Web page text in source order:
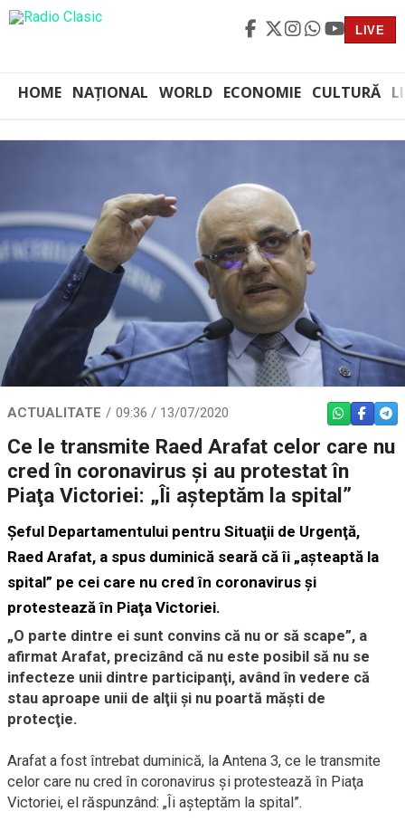
LIVE
HOME NAȚIONAL WORLD ECONOMIE CULTURĂ
ACTUALITATE 09:36 / 13/07/2020 WHATSAPP
Ce le transmite Raed Arafat celor care nu
cred în coronavirus şi au protestat în
Piaţa Victoriei: „Îi aşteptăm la spital”
Şeful Departamentului pentru Situaţii de Urgenţă,
Raed Arafat, a spus duminică seară că îi „aşteaptă la
spital” pe cei care nu cred în coronavirus şi
protestează în Piaţa Victoriei.
„O parte dintre ei sunt convins că nu or să scape”, a
afirmat Arafat, precizând că nu este posibil să nu se
infecteze unii dintre participanţi, având în vedere că
stau aproape unii de alţii şi nu poartă măşti de
protecţie.
Arafat a fost întrebat duminică, la Antena 3, ce le transmite
celor care nu cred în coronavirus şi protestează în Piaţa
Victoriei, el răspunzând: „Îi aşteptăm la spital”.